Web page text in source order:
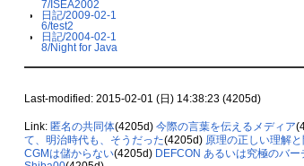
7/ISEA2002
日記/2009-02-1
6/test2
日記/2004-02-1
8/Night for Java
Last-modified: 2015-02-01 (日) 14:38:23 (4205d)
Link: 匿名の共同体(4205d) 今際の言葉を伝えるメディア
て、明治時代も、そうだった(4205d) 原理の正しい理解
CGMは儲からない(4205d) DEFCON あるいは究極のバー